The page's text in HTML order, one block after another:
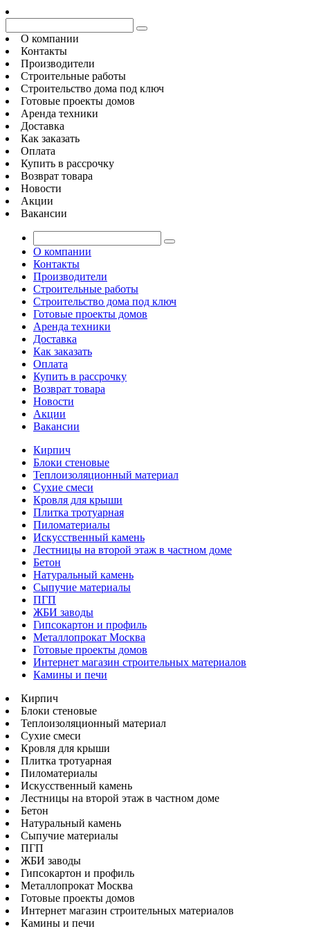
О компании
Контакты
Производители
Строительные работы
Строительство дома под ключ
Готовые проекты домов
Аренда техники
Доставка
Как заказать
Оплата
Купить в рассрочку
Возврат товара
Новости
Акции
Вакансии
О компании
Контакты
Производители
Строительные работы
Строительство дома под ключ
Готовые проекты домов
Аренда техники
Доставка
Как заказать
Оплата
Купить в рассрочку
Возврат товара
Новости
Акции
Вакансии
Кирпич
Блоки стеновые
Теплоизоляционный материал
Сухие смеси
Кровля для крыши
Плитка тротуарная
Пиломатериалы
Искусственный камень
Лестницы на второй этаж в частном доме
Бетон
Натуральный камень
Сыпучие материалы
ПГП
ЖБИ заводы
Гипсокартон и профиль
Металлопрокат Москва
Готовые проекты домов
Интернет магазин строительных материалов
Камины и печи
Кирпич
Блоки стеновые
Теплоизоляционный материал
Сухие смеси
Кровля для крыши
Плитка тротуарная
Пиломатериалы
Искусственный камень
Лестницы на второй этаж в частном доме
Бетон
Натуральный камень
Сыпучие материалы
ПГП
ЖБИ заводы
Гипсокартон и профиль
Металлопрокат Москва
Готовые проекты домов
Интернет магазин строительных материалов
Камины и печи